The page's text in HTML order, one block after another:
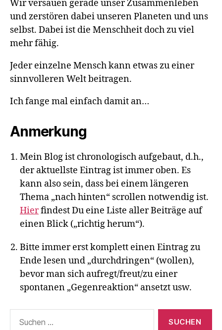
Wir versauen gerade unser Zusammenleben
und zerstören dabei unseren Planeten und uns
selbst. Dabei ist die Menschheit doch zu viel
mehr fähig.
Jeder einzelne Mensch kann etwas zu einer
sinnvolleren Welt beitragen.
Ich fange mal einfach damit an…
Anmerkung
Mein Blog ist chronologisch aufgebaut, d.h.,
der aktuellste Eintrag ist immer oben. Es
kann also sein, dass bei einem längeren
Thema „nach hinten“ scrollen notwendig ist.
Hierfindest Du eine Liste aller Beiträge auf
einen Blick („richtig herum“).
Bitte immer erst komplett einen Eintrag zu
Ende lesen und „durchdringen“ (wollen),
bevor man sich aufregt/freut/zu einer
spontanen „Gegenreaktion“ ansetzt usw.
nach: